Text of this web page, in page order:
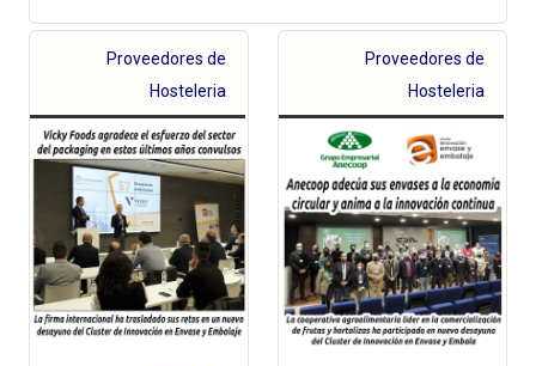
Proveedores de
Hosteleria
Proveedores de
Hosteleria